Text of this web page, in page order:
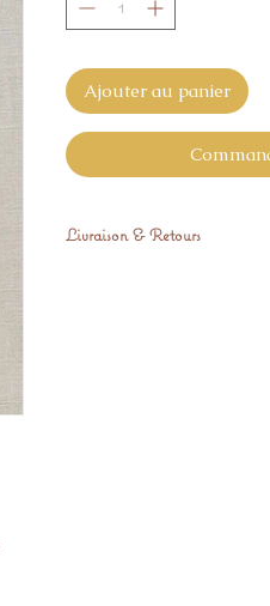
Ajouter au panier
Livraison & Retours